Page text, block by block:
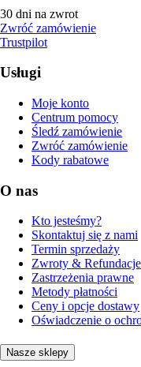
30 dni na zwrot
Zwróć zamówienie
Trustpilot
Usługi
Moje konto
Centrum pomocy
Śledź zamówienie
Zwróć zamówienie
Kody rabatowe
O nas
Kto jesteśmy?
Skontaktuj się z nami
Termin sprzedaży
Zwroty & Refundacje
Zastrzeżenia prawne
Metody płatności
Ceny i opcje dostawy
Oświadczenie o
Nasze sklepy